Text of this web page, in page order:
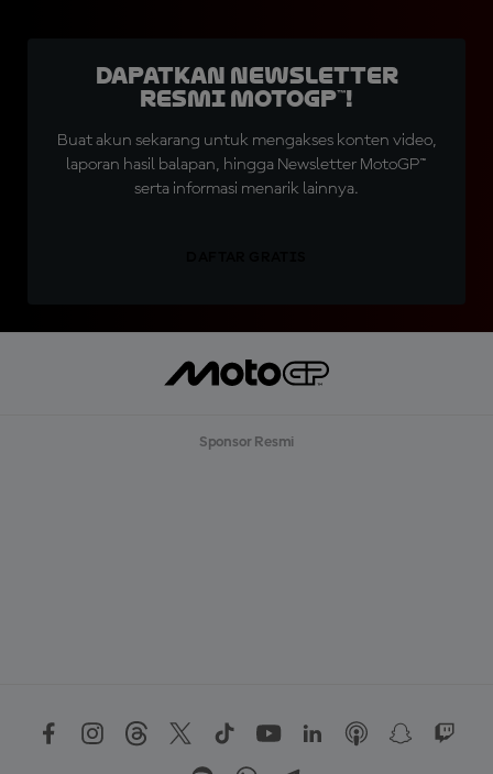
Dapatkan Newsletter
Resmi MotoGP™!
Buat akun sekarang untuk mengakses konten video,
laporan hasil balapan, hingga Newsletter MotoGP™
serta informasi menarik lainnya.
Sponsor Resmi